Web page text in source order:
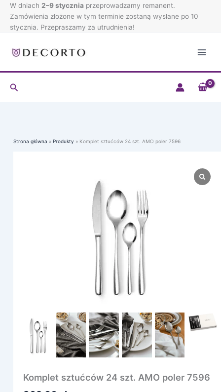
Przejdź
treści
W dniach 2–9 stycznia przeprowadzamy remanent.
Zamówienia złożone w tym terminie zostaną wysłane po 10
stycznia. Przepraszamy za utrudnienia!
Szukaj
Strona główna Produkty Komplet sztućców 24 szt. AMO poler 7596
Komplet sztućców 24 szt. AMO poler 7596